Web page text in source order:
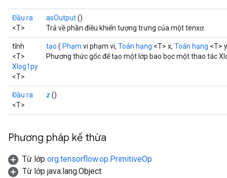
Đầu ra
<T>
asOutput()
Trả về phần điều khiển tượng trưng của một tenxơ.
tĩnh
<T>
Xlog1py
<T>
tạo ( Phạm vi phạm vi, Toán hạng <T> x, Toán hạng <T>
Phương thức gốc để tạo một lớp bao bọc một thao tác
Đầu ra
<T>
z ()
Phương pháp kế thừa
Từ lớp org.tensorflow.op.PrimitiveOp
Từ lớp java.lang.Object